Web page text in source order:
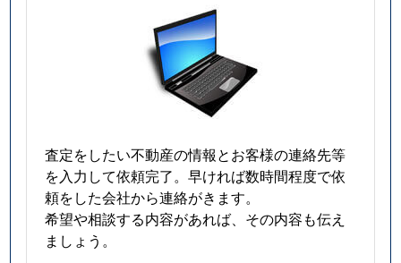
査定をしたい不動産の情報とお客様の連絡先等
を入力して依頼完了。早ければ数時間程度で依
頼をした会社から連絡がきます。
希望や相談する内容があれば、その内容も伝え
ましょう。